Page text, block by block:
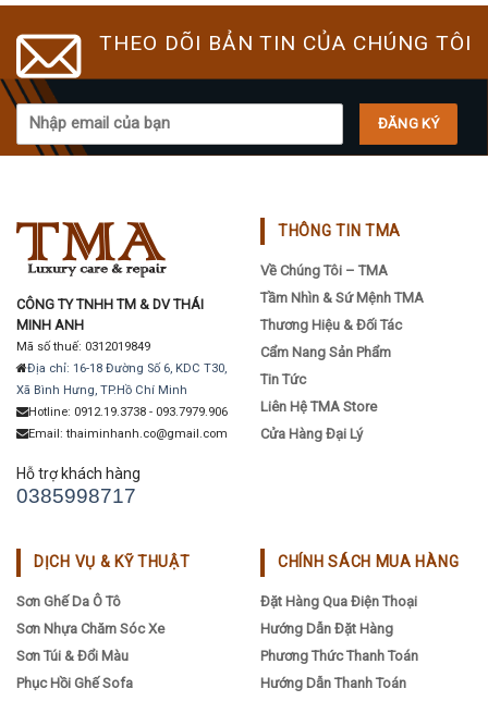
THEO DÕI BẢN TIN CỦA CHÚNG TÔI
CÔNG TY TNHH TM & DV THÁI
MINH ANH
Mã số thuế: 0312019849
Địa chỉ: 16-18 Đường Số 6, KDC T30,
Xã Bình Hưng, TP.Hồ Chí Minh
Hotline: 0912.19.3738 - 093.7979.906
Email: thaiminhanh.co@gmail.com
Hỗ trợ khách hàng
0385998717
THÔNG TIN TMA
Về Chúng Tôi – TMA
Tầm Nhìn & Sứ Mệnh TMA
Thương Hiệu & Đối Tác
Cẩm Nang Sản Phẩm
Tin Tức
Liên Hệ TMA Store
Cửa Hàng Đại Lý
DỊCH VỤ & KỸ THUẬT
Sơn Ghế Da Ô Tô
Sơn Nhựa Chăm Sóc Xe
Sơn Túi & Đổi Màu
Phục Hồi Ghế Sofa
CHÍNH SÁCH MUA HÀNG
Đặt Hàng Qua Điện Thoại
Hướng Dẫn Đặt Hàng
Phương Thức Thanh Toán
Hướng Dẫn Thanh Toán